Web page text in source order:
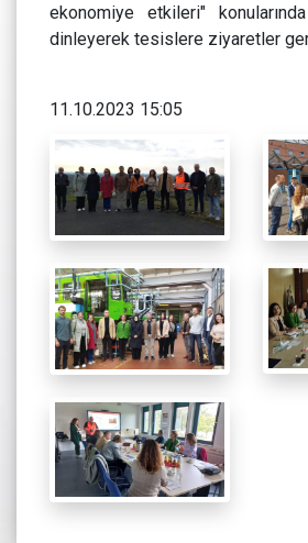
ekonomiye etkileri"
dinleyerek tesislere ziyaretler
11.10.2023 15:05